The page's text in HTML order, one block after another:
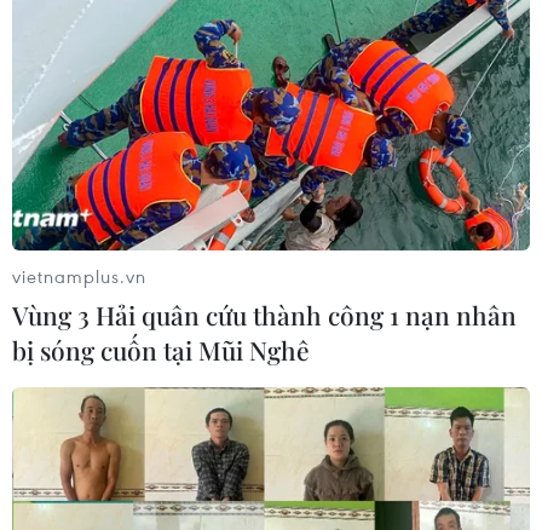
hàng này.
Thủ tướng chỉ đạo tăng cường chống
buôn lậu, gian lận thương mại
vietnamplus.vn
Vùng 3 Hải quân cứu thành công 1 nạn nhân
bị sóng cuốn tại Mũi Nghê